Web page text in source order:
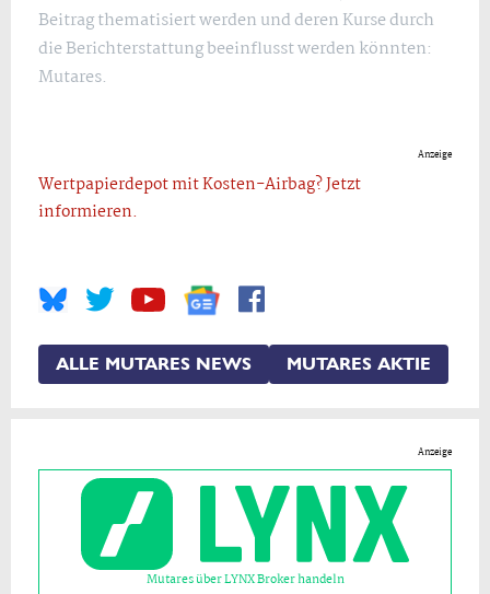
Beitrag thematisiert werden und deren Kurse durch
die Berichterstattung beeinflusst werden könnten:
Mutares.
Anzeige
Wertpapierdepot mit Kosten-Airbag? Jetzt
informieren.
ALLE MUTARES NEWS MUTARES AKTIE
Anzeige
Mutares über LYNX Broker handeln